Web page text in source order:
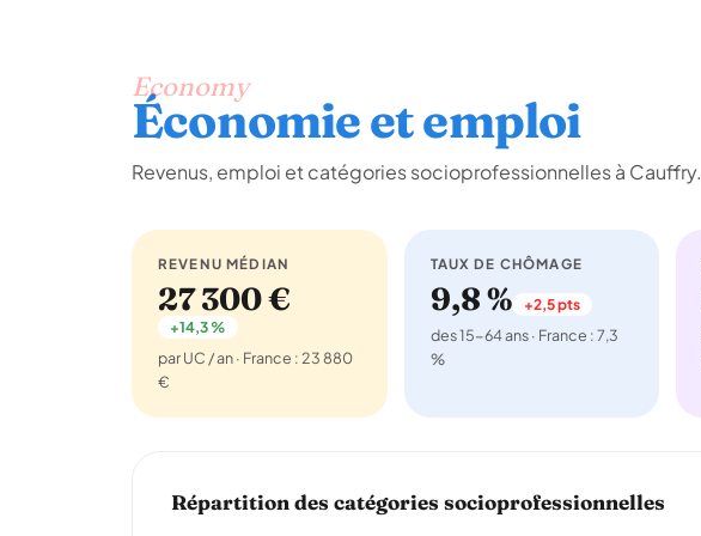
Economy
Économie et emploi
Revenus, emploi et catégories socioprofessionnelles à Cauffry.
REVENU MÉDIAN
27 300 €
+14,3 %
par UC / an · France : 23 880
€
TAUX DE CHÔMAGE
9,8 % +2,5 pts
des 15-64 ans · France : 7,3
%
Répartition des catégories socioprofessionnelles